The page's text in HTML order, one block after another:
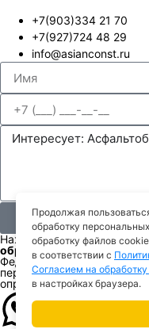
Продолжая
обработку
обработку файлов
в соответствии с
Согласием на
в настройках браузера.
+7(903)334 21 70
+7(927)724 48 29
info@asianconst.ru
Нажимая кнопку
обработку моих
Федеральным законом от
персональных данных»,
определенных в